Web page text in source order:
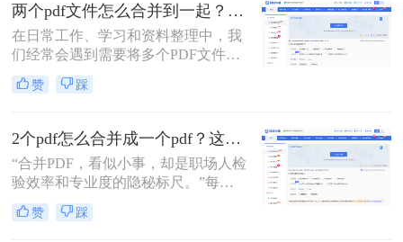
一个PDF文件里？”
两个pdf文件怎么合并到一起？一篇涵盖所有主流方法的终极指南！
在日常工作、学习和资料整理中，我
们经常会遇到需要将多个PDF文件合
并为一个的情况。无论是整合多个章
节的电子书、汇总一份报告的各个部
PDF文档，掌握高效、可靠的PDF合
并技能至关重要。市面上有许多工具
可以实现这一功能，但各有优劣。那
么两个pdf文件怎么合并到一起呢？本
文将为您详细介绍四种主流且有效的
方法，从在线工具的便捷到专业软件
赞 踩
2个pdf怎么合并成一个pdf？这3个方法让你效率翻倍，安全省心！
“合并PDF，看似小事，却是职场人检
验效率和专业度的隐秘标尺。”每到
月底汇总报告、项目结案需整合多方
资料，或是自媒体朋友整理拍摄脚本
赞 踩